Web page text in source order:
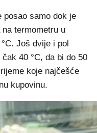
posao samo dok je
termometru u
Još dvije i pol
40 °C, da bi do 50
koje najčešće
kupovinu.